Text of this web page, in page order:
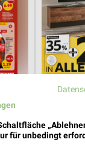
XXXLutz
für unbedingt